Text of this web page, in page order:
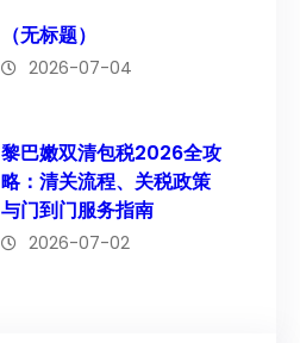
（无标题）
2026-07-04
黎巴嫩双清包税2026全攻
略：清关流程、关税政策
与门到门服务指南
2026-07-02